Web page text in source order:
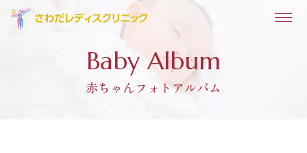
Baby Album
赤ちゃんフォトアルバム